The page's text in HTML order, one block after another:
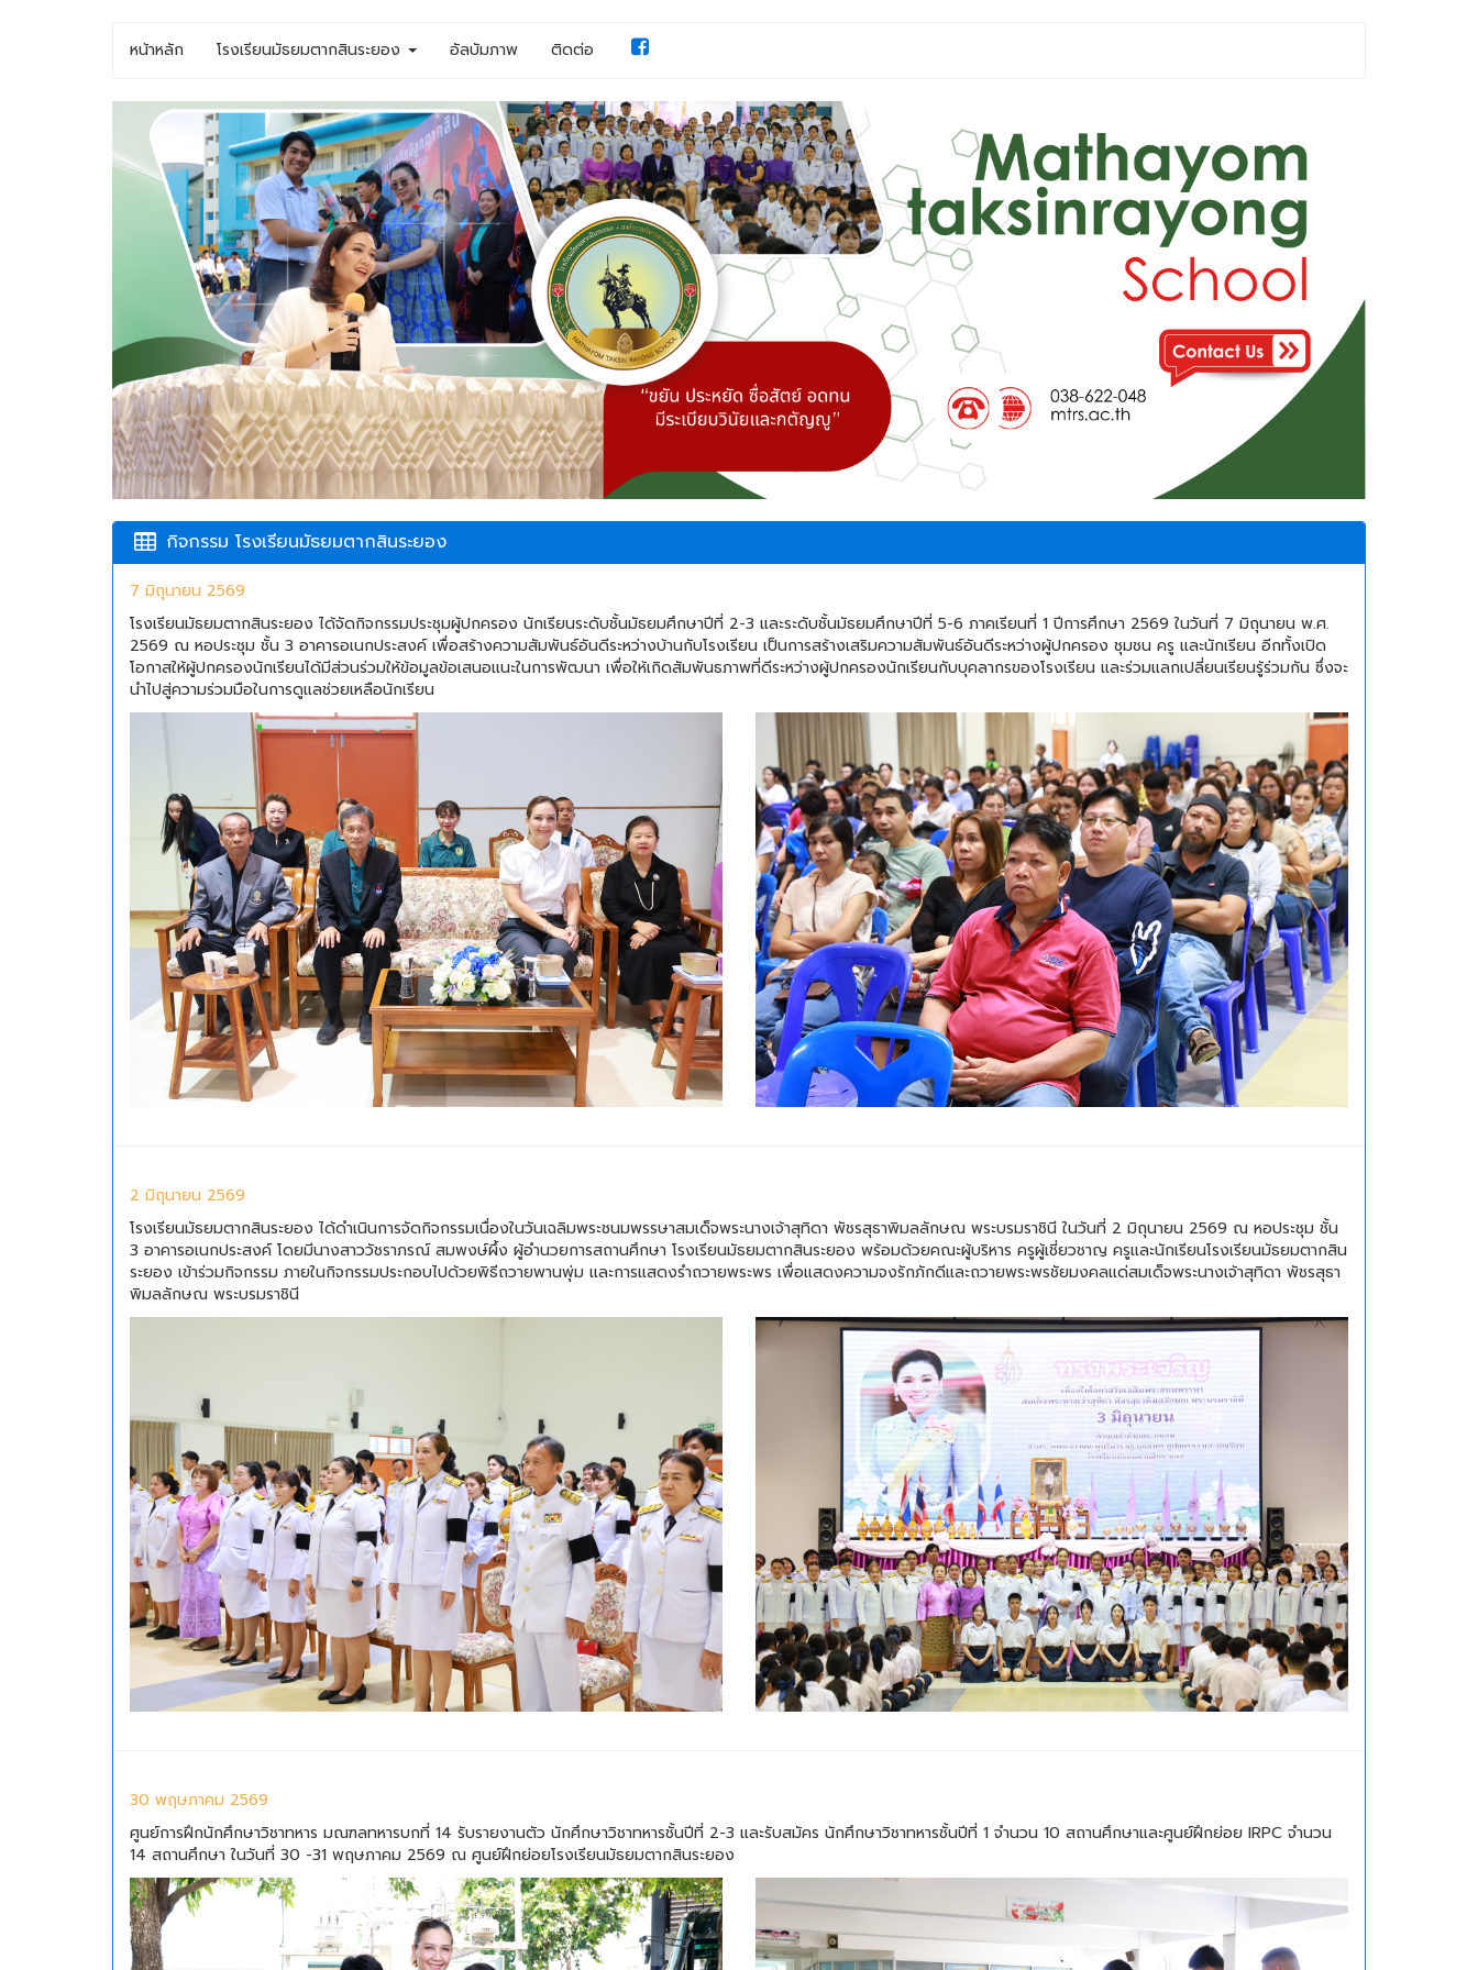
หน้าหลัก โรงเรียนมัธยมตากสินระยอง อัลบัมภาพ ติดต่อ
กิจกรรม โรงเรียนมัธยมตากสินระยอง
7 มิถุนายน 2569
โรงเรียนมัธยมตากสินระยอง ได้จัดกิจกรรมประชุมผู้ปกครอง นักเรียนระดับชั้นมัธยมศึกษาปีที่ 2-3 และระดับชั้นมัธยมศึกษาปีที่ 5-6 ภาคเรียนที่ 1 ปีการศึกษา 2569 ในวันที่ 7 มิถุนายน พ.ศ.
2569 ณ หอประชุม ชั้น 3 อาคารอเนกประสงค์ เพื่อสร้างความสัมพันธ์อันดีระหว่างบ้านกับโรงเรียน เป็นการสร้างเสริมความสัมพันธ์อันดีระหว่างผู้ปกครอง ชุมชน ครู และนักเรียน อีกทั้งเปิด
โอกาสให้ผู้ปกครองนักเรียนได้มีส่วนร่วมให้ข้อมูลข้อเสนอแนะในการพัฒนา เพื่อให้เกิดสัมพันธภาพที่ดีระหว่างผู้ปกครองนักเรียนกับบุคลากรของโรงเรียน และร่วมแลกเปลี่ยนเรียนรู้ร่วมกัน ซึ่งจะ
นำไปสู่ความร่วมมือในการดูแลช่วยเหลือนักเรียน
2 มิถุนายน 2569
โรงเรียนมัธยมตากสินระยอง ได้ดำเนินการจัดกิจกรรมเนื่องในวันเฉลิมพระชนมพรรษาสมเด็จพระนางเจ้าสุทิดา พัชรสุธาพิมลลักษณ พระบรมราชินี ในวันที่ 2 มิถุนายน 2569 ณ หอประชุม ชั้น
3 อาคารอเนกประสงค์ โดยมีนางสาววัชราภรณ์ สมพงษ์ผึ้ง ผู้อำนวยการสถานศึกษา โรงเรียนมัธยมตากสินระยอง พร้อมด้วยคณะผู้บริหาร ครูผู้เชี่ยวชาญ ครูและนักเรียนโรงเรียนมัธยมตากสิน
ระยอง เข้าร่วมกิจกรรม ภายในกิจกรรมประกอบไปด้วยพิธีถวายพานพุ่ม และการแสดงรำถวายพระพร เพื่อแสดงความจงรักภักดีและถวายพระพรชัยมงคลแด่สมเด็จพระนางเจ้าสุทิดา พัชรสุธา
พิมลลักษณ พระบรมราชินี
30 พฤษภาคม 2569
ศูนย์การฝึกนักศึกษาวิชาทหาร มณฑลทหารบกที่ 14 รับรายงานตัว นักศึกษาวิชาทหารชั้นปีที่ 2-3 และรับสมัคร นักศึกษาวิชาทหารชั้นปีที่ 1 จำนวน 10 สถานศึกษาและศูนย์ฝึกย่อย IRPC จำนวน
14 สถานศึกษา ในวันที่ 30 -31 พฤษภาคม 2569 ณ ศูนย์ฝึกย่อยโรงเรียนมัธยมตากสินระยอง